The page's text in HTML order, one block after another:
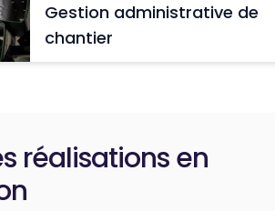
Gestion administrative de
chantier
réalisations en